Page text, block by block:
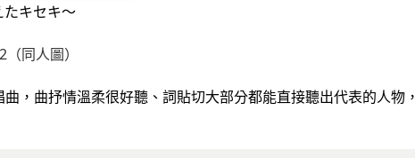
キセキ～
（同人圖）
，曲抒情溫柔很好聽、詞貼切大部分都能直接聽出代表的人物，